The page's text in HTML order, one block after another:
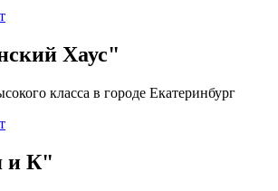
Хаус"
класса в городе Екатеринбург
и К"